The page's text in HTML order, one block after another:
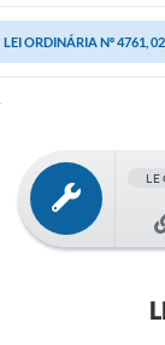
LEI ORDINÁRIA Nº 4761,